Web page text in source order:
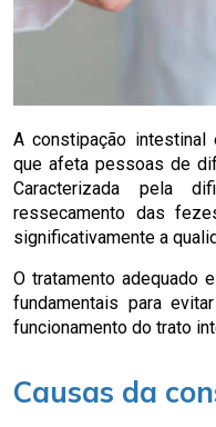
A constipação
que afeta pessoas de
Caracterizada pela
ressecamento das
significativamente a
O tratamento adequado
fundamentais para
funcionamento do trato
Causas da